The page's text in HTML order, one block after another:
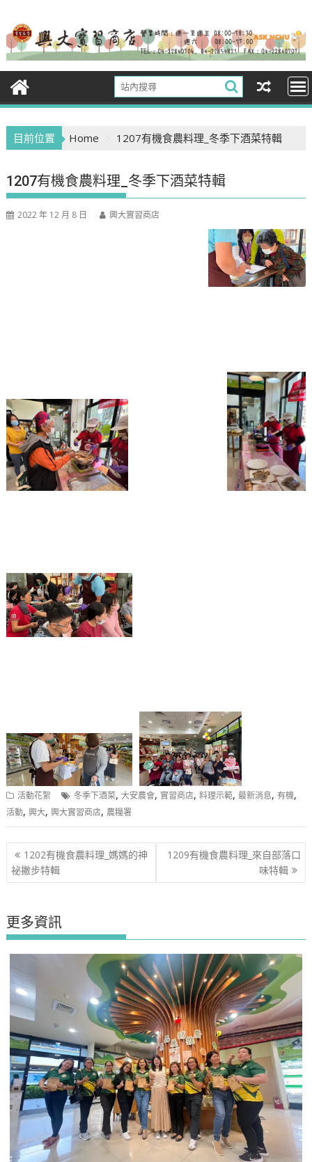
content
目前位置 Home 1207有機食農料理_冬季下酒菜特輯
1207有機食農料理_冬季下酒菜特輯
2022 年 12 月 8 日 興大實習商店
活動花絮 冬季下酒菜,大安農會, 實習商店,料理示範,最新消息,有機,
活動,興大,興大實習商店, 農糧署
文
章
導
1202有機食農料理_媽媽的神
祕撇步特輯
1209有機食農料理_來自部落口
味特輯
更多資訊